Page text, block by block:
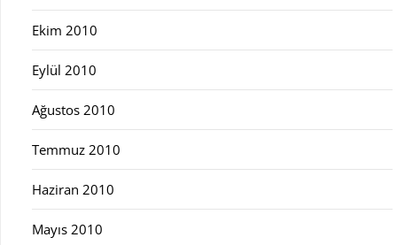
Ekim 2010
Eylül 2010
Ağustos 2010
Temmuz 2010
Haziran 2010
Mayıs 2010